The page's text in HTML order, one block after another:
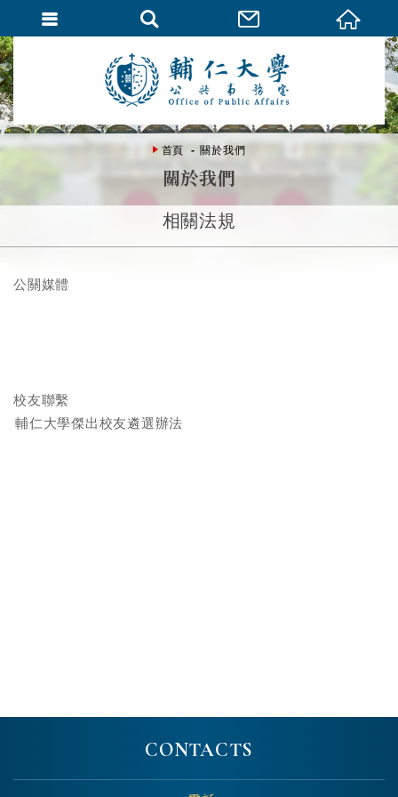
首頁 關於我們
關於我們
相關法規
公關媒體
校友聯繫
輔仁大學傑出校友遴選辦法
CONTACTS